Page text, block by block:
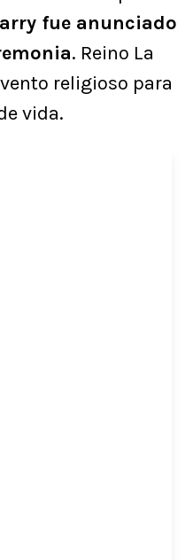
fue anunciado
. Reino La
religioso para
vida.